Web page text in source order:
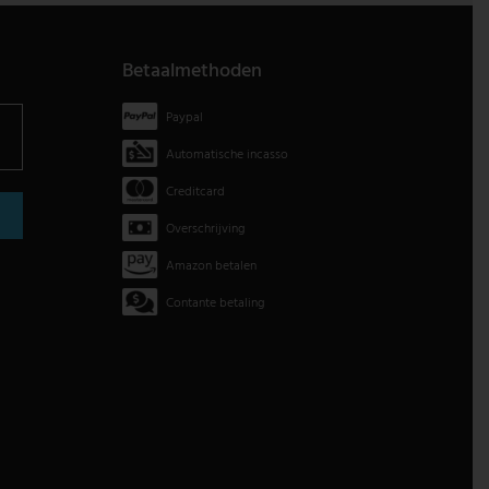
Betaalmethoden
Paypal
Automatische incasso
Creditcard
Overschrijving
Amazon betalen
Contante betaling